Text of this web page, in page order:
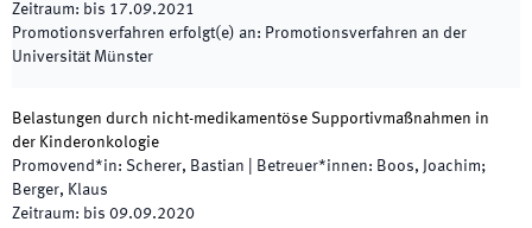
Zeitraum: bis 17.09.2021
Promotionsverfahren erfolgt(e) an: Promotionsverfahren an der
Universität Münster
Belastungen durch nicht-medikamentöse Supportivmaßnahmen in
der Kinderonkologie
Promovend*in: Scherer, Bastian Betreuer*innen: Boos, Joachim;
Berger, Klaus
Zeitraum: bis 09.09.2020